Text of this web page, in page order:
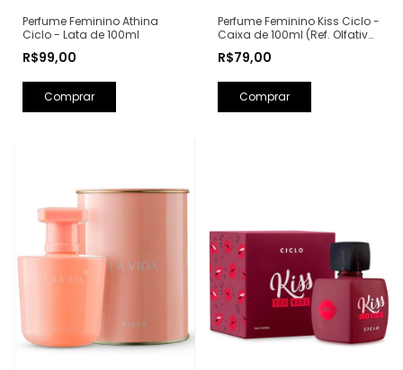
Perfume Feminino Athina
Ciclo - Lata de 100ml
R$99,00
Perfume Feminino Kiss Ciclo -
Caixa de 100ml (Ref. Olfativa:
R$79,00